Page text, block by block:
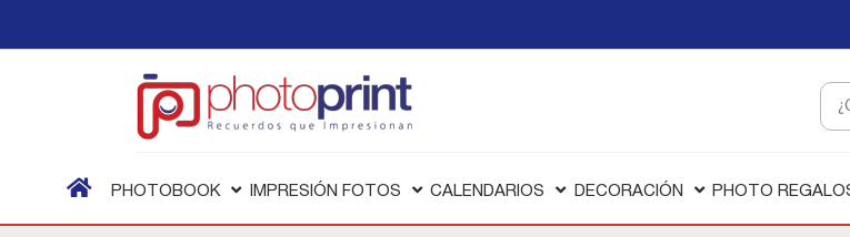
PHOTOBOOK IMPRESIÓN FOTOS CALENDARIOS DECORACIÓN PHOTO